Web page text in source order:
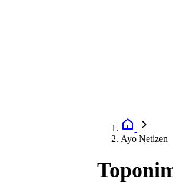
Ayo Netizen